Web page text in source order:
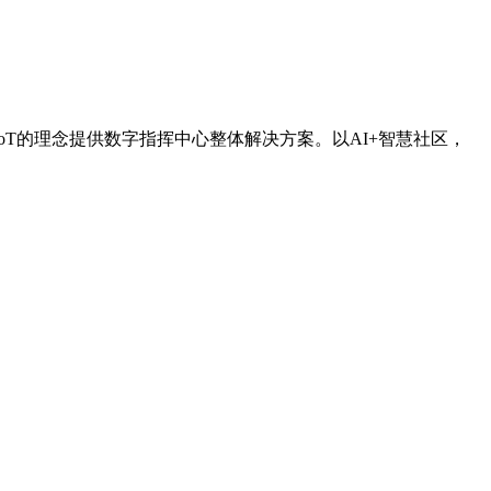
的理念提供数字指挥中心整体解决方案。以AI+智慧社区，